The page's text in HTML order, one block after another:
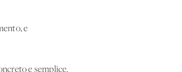
e
e semplice.